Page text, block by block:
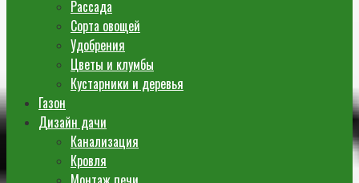
Рассада
Сорта овощей
Удобрения
Цветы и клумбы
Кустарники и деревья
Газон
Дизайн дачи
Канализация
Кровля